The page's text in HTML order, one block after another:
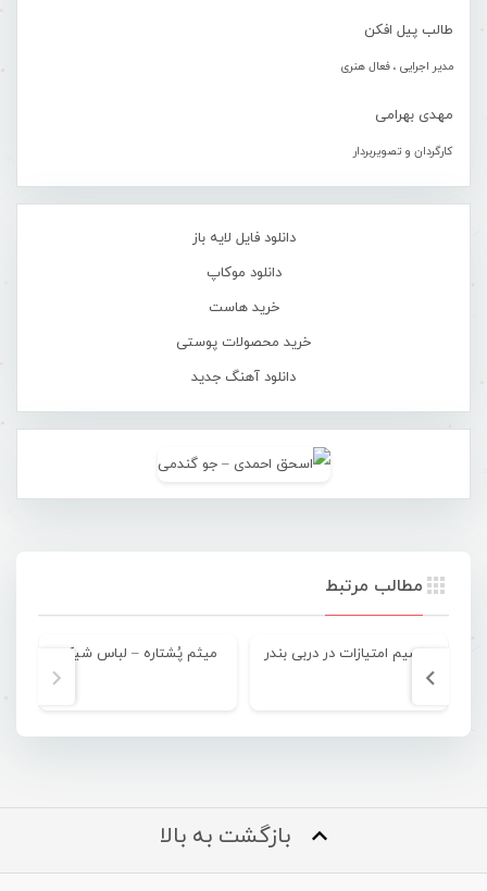
طالب پیل افکن
مدیر اجرایی ، فعال هنری
مهدی بهرامی
کارگردان و تصویربردار
دانلود فایل لایه باز
دانلود موکاپ
خرید هاست
خرید محصولات پوستی
دانلود آهنگ جدید
مطالب مرتبط
تقسیم امتیازات در دربی بندر میثم پُشتاره – لباس شیک
بازگشت به بالا